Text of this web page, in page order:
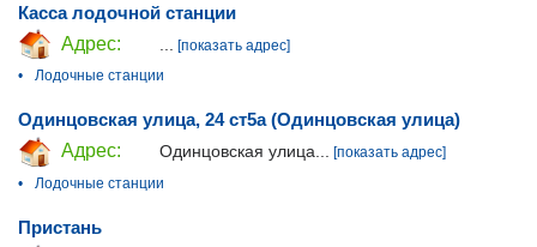
Касса лодочной станции
Адрес:
[показать адрес]
•
Лодочные станции
Одинцовская улица, 24 ст5а (Одинцовская улица)
Адрес:
Одинцовская улица... [показать адрес]
•
Лодочные станции
Пристань